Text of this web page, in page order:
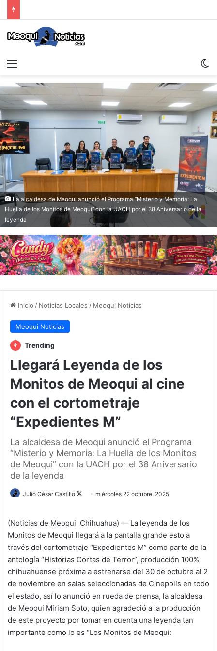
La alcaldesa de Meoqui anunció el Programa “Misterio y Memoria: La
Huella de los Monitos de Meoqui” con la UACH por el 38 Aniversario de la
leyenda
Inicio / Noticias Locales / Meoqui Noticias
Meoqui Noticias
Trending
Llegará Leyenda de los
Monitos de Meoqui al cine
con el cortometraje
“Expedientes M”
La alcaldesa de Meoqui anunció el Programa
“Misterio y Memoria: La Huella de los Monitos
de Meoqui” con la UACH por el 38 Aniversario
de la leyenda
Julio César Castillo
o
w
o
n
X
miércoles 22 octubre, 2025
(Noticias de Meoqui, Chihuahua) — La leyenda de los
Monitos de Meoqui llegará a la pantalla grande esto a
través del cortometraje “Expedientes M” como parte de la
antología “Historias Cortas de Terror”, producción 100%
chihuahuense próxima a estrenarse del 30 de octubre al 2
de noviembre en salas seleccionadas de Cinepolis en todo
el estado, así lo anunció en rueda de prensa, la alcaldesa
de Meoqui Miriam Soto, quien agradeció a la producción
de este proyecto por tomar en cuenta una leyenda tan
importante como lo es “Los Monitos de Meoqui: